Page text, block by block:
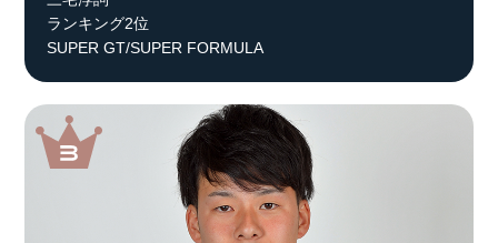
ランキング2位
SUPER GT/SUPER FORMULA